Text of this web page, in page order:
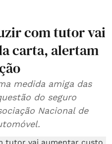
com tutor vai
carta, alertam
medida amiga das
do seguro
Nacional de